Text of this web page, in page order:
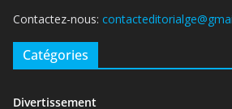
Contactez-nous:
Catégories
Divertissement